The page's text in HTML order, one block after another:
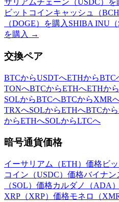
サリアムチェーン（USDC）を
ビットコインキャッシュ（
（DOGE）を購入 SHIBA INU
を購入 →
交換ペア
BTCからUSDTへETHからBTC
TONへBTCからETHへETHか
SOLからBTCへBTCからXMR
TRXへSOLからETHへBTCか
からETHへSOLからLTCへ
暗号通貨価格
イーサリアム（ETH）価格 ビ
コイン（USDC）価格バイナン
（SOL）価格カルダノ（ADA
XRP（XRP）価格モネロ（